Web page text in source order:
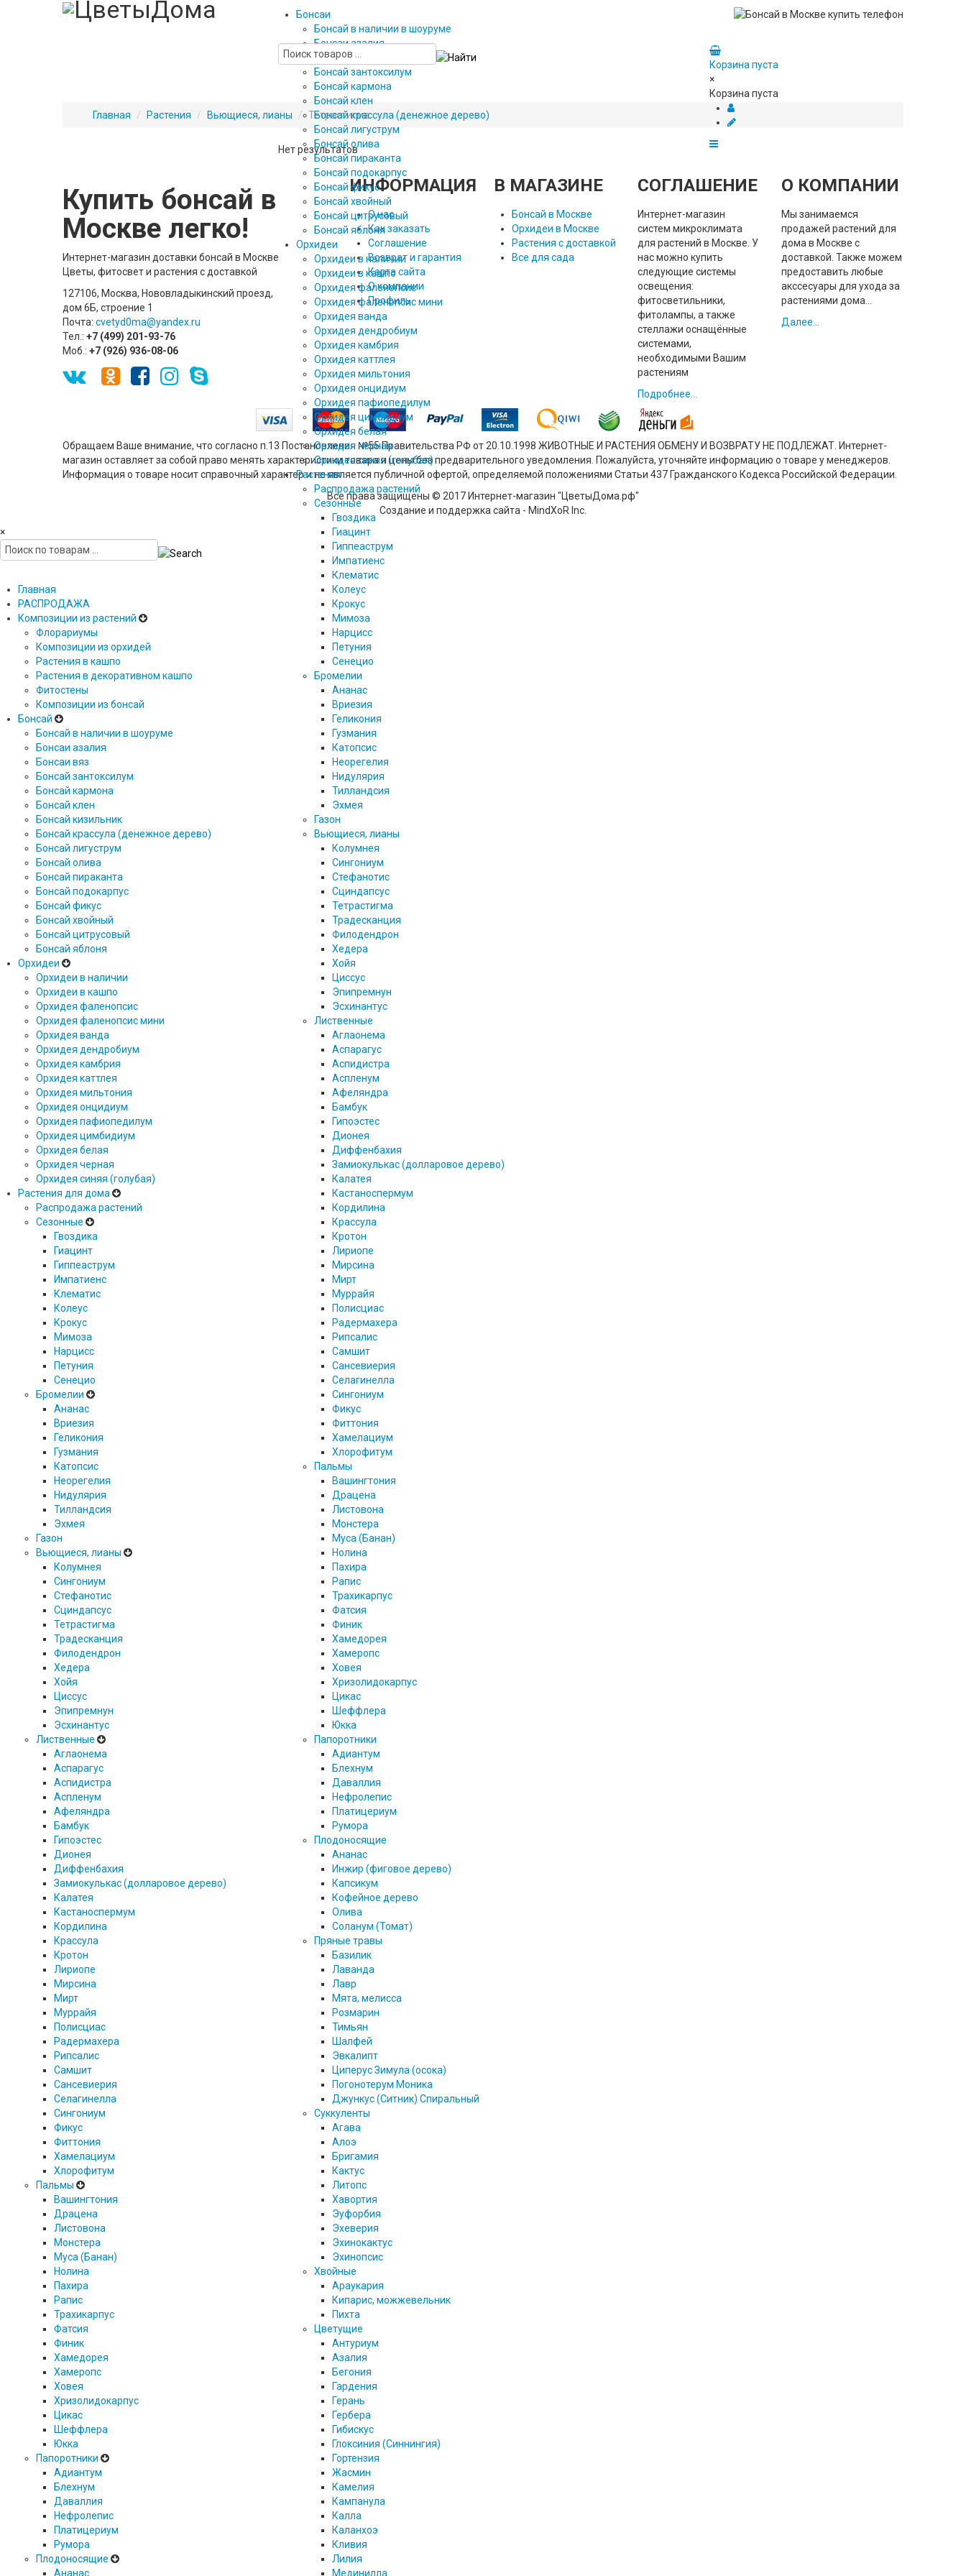
Бонсаи
Бонсай в наличии в шоуруме
Бонсаи азалия
Бонсаи вяз
Бонсай зантоксилум
Бонсай кармона
Бонсай клен
Бонсай крассула (денежное дерево)
Бонсай лигуструм
Бонсай олива
Бонсай пираканта
Бонсай подокарпус
Бонсай фикус
Бонсай хвойный
Бонсай цитрусовый
Бонсай яблоня
Орхидеи
Орхидеи в наличии
Орхидеи в кашпо
Орхидея фаленопсис
Орхидея фаленопсис мини
Орхидея ванда
Орхидея дендробиум
Орхидея камбрия
Орхидея каттлея
Орхидея мильтония
Орхидея онцидиум
Орхидея пафиопедилум
Орхидея цимбидиум
Орхидея белая
Орхидея черная
Орхидея синяя (голубая)
Растения
Распродажа растений
Сезонные
Гвоздика
Гиацинт
Гиппеаструм
Импатиенс
Клематис
Колеус
Крокус
Мимоза
Нарцисс
Петуния
Сенецио
Бромелии
Ананас
Вриезия
Геликония
Гузмания
Катопсис
Неорегелия
Нидулярия
Тилландсия
Эхмея
Газон
Вьющиеся, лианы
Колумнея
Сингониум
Стефанотис
Сциндапсус
Тетрастигма
Традесканция
Филодендрон
Хедера
Хойя
Циссус
Эпипремнун
Эсхинантус
Лиственные
Аглаонема
Аспарагус
Аспидистра
Аспленум
Афеляндра
Бамбук
Гипоэстес
Дионея
Диффенбахия
Замиокулькас (долларовое дерево)
Калатея
Кастаноспермум
Кордилина
Крассула
Кротон
Лириопе
Мирсина
Мирт
Муррайя
Полисциас
Радермахера
Рипсалис
Самшит
Сансевиерия
Селагинелла
Сингониум
Фикус
Фиттония
Хамелациум
Хлорофитум
Пальмы
Вашингтония
Драцена
Листовона
Монстера
Муса (Банан)
Нолина
Пахира
Рапис
Трахикарпус
Фатсия
Финик
Хамедорея
Хамеропс
Ховея
Хризолидокарпус
Цикас
Шеффлера
Юкка
Папоротники
Адиантум
Блехнум
Даваллия
Нефролепис
Платицериум
Румора
Плодоносящие
Ананас
Инжир (фиговое дерево)
Капсикум
Кофейное дерево
Олива
Соланум (Томат)
Пряные травы
Базилик
Лаванда
Лавр
Мята, мелисса
Розмарин
Тимьян
Шалфей
Эвкалипт
Циперус Зимула (осока)
Погонотерум Моника
Джункус (Ситник) Спиральный
Суккуленты
Агава
Алоэ
Бригамия
Кактус
Литопс
Хавортия
Эуфорбия
Эхеверия
Эхинокактус
Эхинопсис
Хвойные
Араукария
Кипарис, можжевельник
Пихта
Цветущие
Антуриум
Азалия
Бегония
Гардения
Герань
Гербера
Гибискус
Глоксиния (Синнингия)
Гортензия
Жасмин
Камелия
Кампанула
Калла
Каланхоэ
Кливия
Лилия
Мединилла
Корзина пуста
×
Корзина пуста
Главная
/ Растения / Вьющиеся, лианы / Тетрастигма
Нет результатов
Купить бонсай в
Москве легко!
Интернет-магазин доставки бонсай в Москве
Цветы, фитосвет и растения с доставкой
127106, Москва, Нововладыкинский проезд,
дом 6Б, строение 1
Почта: cvetyd0ma@yandex.ru
Тел.: +7 (499) 201-93-76
Моб.: +7 (926) 936-08-06
ИНФОРМАЦИЯ
О нас
Как заказать
Соглашение
Возврат и гарантия
Карта сайта
О компании
Профиль
В МАГАЗИНЕ
Бонсай в Москве
Орхидеи в Москве
Растения с доставкой
Все для сада
СОГЛАШЕНИЕ
Интернет-магазин
систем микроклимата
для растений в Москве. У
нас можно купить
следующие системы
освещения:
фитосветильники,
фитолампы, а также
стеллажи оснащённые
системами,
необходимыми Вашим
растениям
Подробнее...
О КОМПАНИИ
Мы занимаемся
продажей растений для
дома в Москве с
доставкой. Также можем
предоставить любые
акссесуары для ухода за
растениями дома...
Далее...
Обращаем Ваше внимание, что согласно п.13 Постановления №55 Правительства РФ от 20.10.1998 ЖИВОТНЫЕ И РАСТЕНИЯ ОБМЕНУ И ВОЗВРАТУ НЕ ПОДЛЕЖАТ. Интернет-
магазин оставляет за собой право менять характеристики товара и цены без предварительного уведомления. Пожалуйста, уточняйте информацию о товаре у менеджеров.
Информация о товаре носит справочный характер и не является публичной офертой, определяемой положениями Статьи 437 Гражданского Кодекса Российской Федерации.
Все права защищены © 2017 Интернет-магазин "ЦветыДома.рф"
Создание и поддержка сайта - MindXoR Inc.
×
Главная
РАСПРОДАЖА
Композиции из растений
Флорариумы
Композиции из орхидей
Растения в кашпо
Растения в декоративном кашпо
Фитостены
Композиции из бонсай
Бонсай
Бонсай в наличии в шоуруме
Бонсаи азалия
Бонсаи вяз
Бонсай зантоксилум
Бонсай кармона
Бонсай клен
Бонсай кизильник
Бонсай крассула (денежное дерево)
Бонсай лигуструм
Бонсай олива
Бонсай пираканта
Бонсай подокарпус
Бонсай фикус
Бонсай хвойный
Бонсай цитрусовый
Бонсай яблоня
Орхидеи
Орхидеи в наличии
Орхидеи в кашпо
Орхидея фаленопсис
Орхидея фаленопсис мини
Орхидея ванда
Орхидея дендробиум
Орхидея камбрия
Орхидея каттлея
Орхидея мильтония
Орхидея онцидиум
Орхидея пафиопедилум
Орхидея цимбидиум
Орхидея белая
Орхидея черная
Орхидея синяя (голубая)
Растения для дома
Распродажа растений
Сезонные
Гвоздика
Гиацинт
Гиппеаструм
Импатиенс
Клематис
Колеус
Крокус
Мимоза
Нарцисс
Петуния
Сенецио
Бромелии
Ананас
Вриезия
Геликония
Гузмания
Катопсис
Неорегелия
Нидулярия
Тилландсия
Эхмея
Газон
Вьющиеся, лианы
Колумнея
Сингониум
Стефанотис
Сциндапсус
Тетрастигма
Традесканция
Филодендрон
Хедера
Хойя
Циссус
Эпипремнун
Эсхинантус
Лиственные
Аглаонема
Аспарагус
Аспидистра
Аспленум
Афеляндра
Бамбук
Гипоэстес
Дионея
Диффенбахия
Замиокулькас (долларовое дерево)
Калатея
Кастаноспермум
Кордилина
Крассула
Кротон
Лириопе
Мирсина
Мирт
Муррайя
Полисциас
Радермахера
Рипсалис
Самшит
Сансевиерия
Селагинелла
Сингониум
Фикус
Фиттония
Хамелациум
Хлорофитум
Пальмы
Вашингтония
Драцена
Листовона
Монстера
Муса (Банан)
Нолина
Пахира
Рапис
Трахикарпус
Фатсия
Финик
Хамедорея
Хамеропс
Ховея
Хризолидокарпус
Цикас
Шеффлера
Юкка
Папоротники
Адиантум
Блехнум
Даваллия
Нефролепис
Платицериум
Румора
Плодоносящие
Ананас